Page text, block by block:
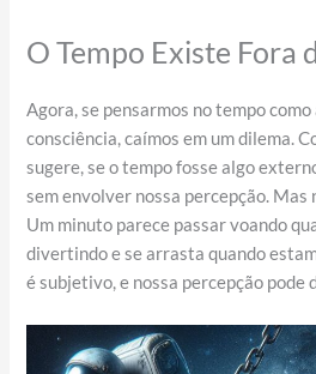
O Tempo Existe Fora
Agora, se pensarmos no tempo
consciência, caímos em um dilema.
sugere, se o tempo fosse algo
sem envolver nossa percepção. Mas
Um minuto parece passar voando
divertindo e se arrasta quando
é subjetivo, e nossa percepção pode